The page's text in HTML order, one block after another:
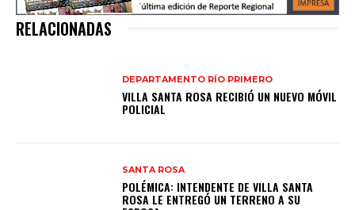
RELACIONADAS
DEPARTAMENTO RÍO PRIMERO
VILLA SANTA ROSA RECIBIÓ UN NUEVO MÓVIL
POLICIAL
SANTA ROSA
POLÉMICA: INTENDENTE DE VILLA SANTA
ROSA LE ENTREGÓ UN TERRENO A SU